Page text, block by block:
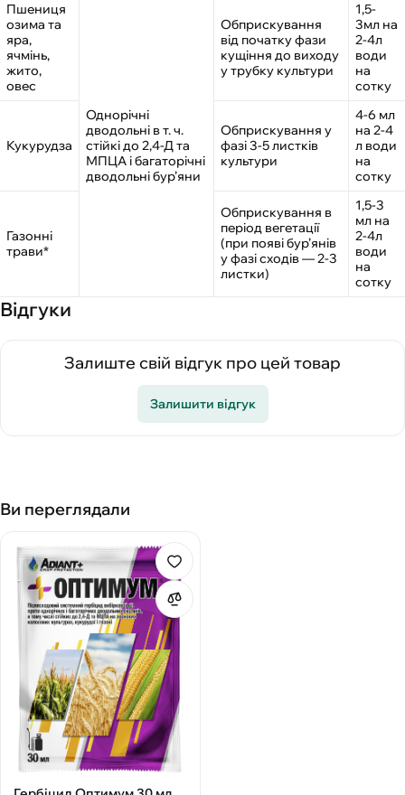
Пшениця
озима та
яра,
ячмінь,
жито,
овес
Однорічні
дводольні в т. ч.
стійкі до 2,4-Д та
МПЦА і багаторічні
дводольні бур’яни
Обприскування
від початку фази
кущіння до виходу
у трубку культури
1,5-
3мл на
2-4л
води
на
сотку
Кукурудза
Обприскування у
фазі 3-5 листків
культури
4-6 мл
на 2-4
л води
на
сотку
Газонні
трави*
Обприскування в
період вегетації
(при появі бур’янів
у фазі сходів — 2-3
листки)
1,5-3
мл на
2-4л
води
на
сотку
Відгуки
Залиште свій відгук про цей товар
Залишити відгук
Ви переглядали